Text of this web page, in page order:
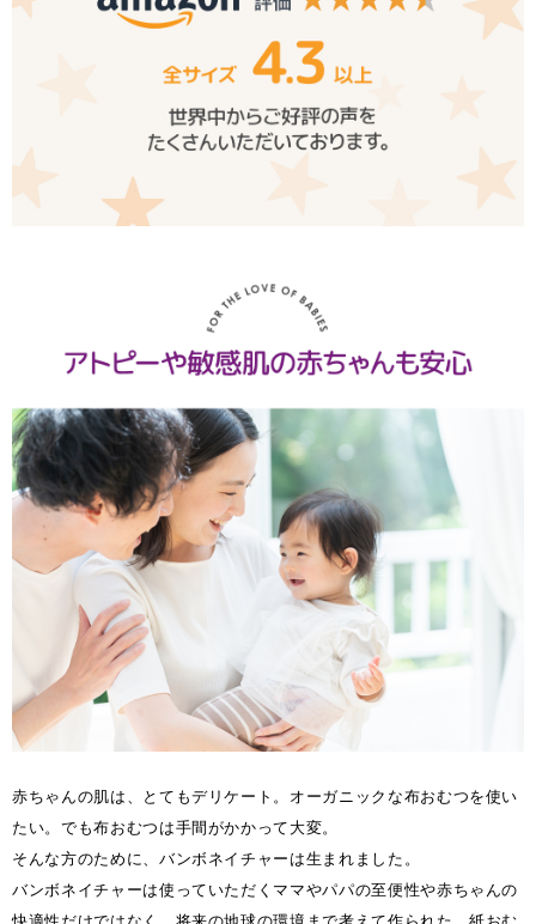
赤ちゃんの肌は、とてもデリケート。オーガニックな布おむつを使い
たい。でも布おむつは手間がかかって大変。
そんな方のために、バンボネイチャーは生まれました。
バンボネイチャーは使っていただくママやパパの至便性や赤ちゃんの
快適性だけではなく、将来の地球の環境まで考えて作られた、紙おむ